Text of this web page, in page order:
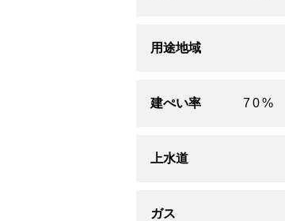
用途地域
建ぺい率 70%
上水道
ガス